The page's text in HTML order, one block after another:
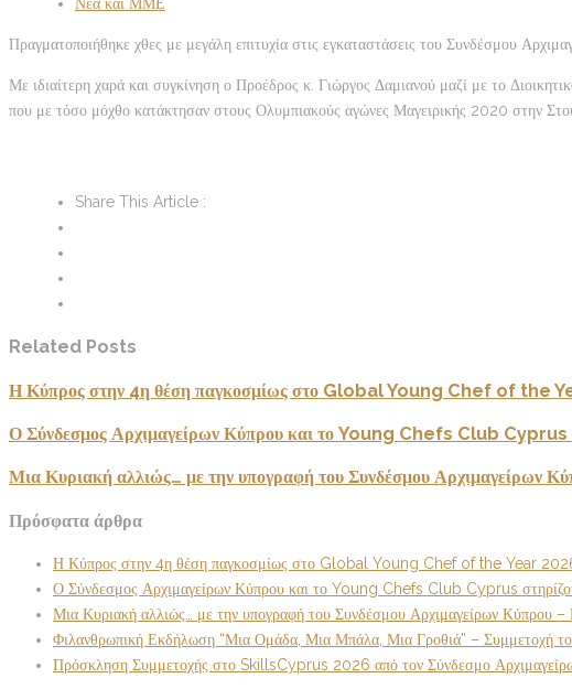
Πραγματοποιήθηκε χθες με μεγάλη επιτυχία στις εγκαταστάσεις του Συνδέσμου
Με ιδιαίτερη χαρά και συγκίνηση ο Προέδρος κ. Γιώργος Δαμιανού μαζί με το
που με τόσο μόχθο κατάκτησαν στους Ολυμπιακούς αγώνες Μαγειρικής 2020 στην
Share This Article :
Related Posts
Η Κύπρος στην 4η θέση παγκοσμίως στο Global Young Chef of the
Ο Σύνδεσμος Αρχιμαγείρων Κύπρου και το Young Chefs Club
Μια Κυριακή αλλιώς… με την υπογραφή του Συνδέσμου Αρχιμαγείρων
Πρόσφατα άρθρα
Η Κύπρος στην 4η θέση παγκοσμίως στο Global Young Chef of the Year
Ο Σύνδεσμος Αρχιμαγείρων Κύπρου και το Young Chefs Club Cyprus
Μια Κυριακή αλλιώς… με την υπογραφή του Συνδέσμου Αρχιμαγείρων Κύπρου –
Φιλανθρωπική Εκδήλωση “Μια Ομάδα, Μια Μπάλα, Μια Γροθιά” – Συμμετοχή
Πρόσκληση Συμμετοχής στο SkillsCyprus 2026 από τον Σύνδεσμο